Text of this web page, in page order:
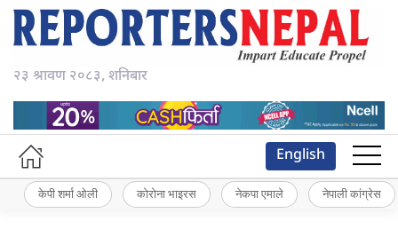
२३ श्रावण २०८३, शनिबार
English
केपी शर्मा ओली कोरोना भाइरस नेकपा एमाले नेपाली कांग्रेस